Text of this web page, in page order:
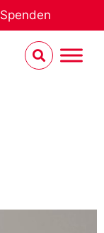
Spenden